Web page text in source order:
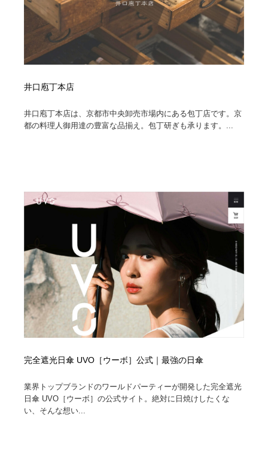
キャンペーン・イベント・ワークショップ・コンペティ
ション
マッチングサービス
マッチングサービス
22
アート・芸術・美術館・美術展・博物館・ギャラリー
アート・芸術・美術館・美術展・博物館・ギャラリー
383
鉛筆画・木炭画・デッサン・クロッキー
鉛筆画・木炭画・デッサン・クロッキー
グラフィティ・Graffiti・ストリートアート 4
Drawing Software / お絵かきソフト・アプリ・ブラシ
ニュース・マガジン・メディア・SNS・YouTube 346
井口庖丁本店
井口庖丁本店は、京都市中央卸売市場内にある包丁店です。京
都の料理人御用達の豊富な品揃え。包丁研ぎも承ります。...
完全遮光日傘 UVO［ウーボ］公式｜最強の日傘
業界トップブランドのワールドパーティーが開発した完全遮光
日傘 UVO［ウーボ］の公式サイト。絶対に日焼けしたくな
い、そんな想い...